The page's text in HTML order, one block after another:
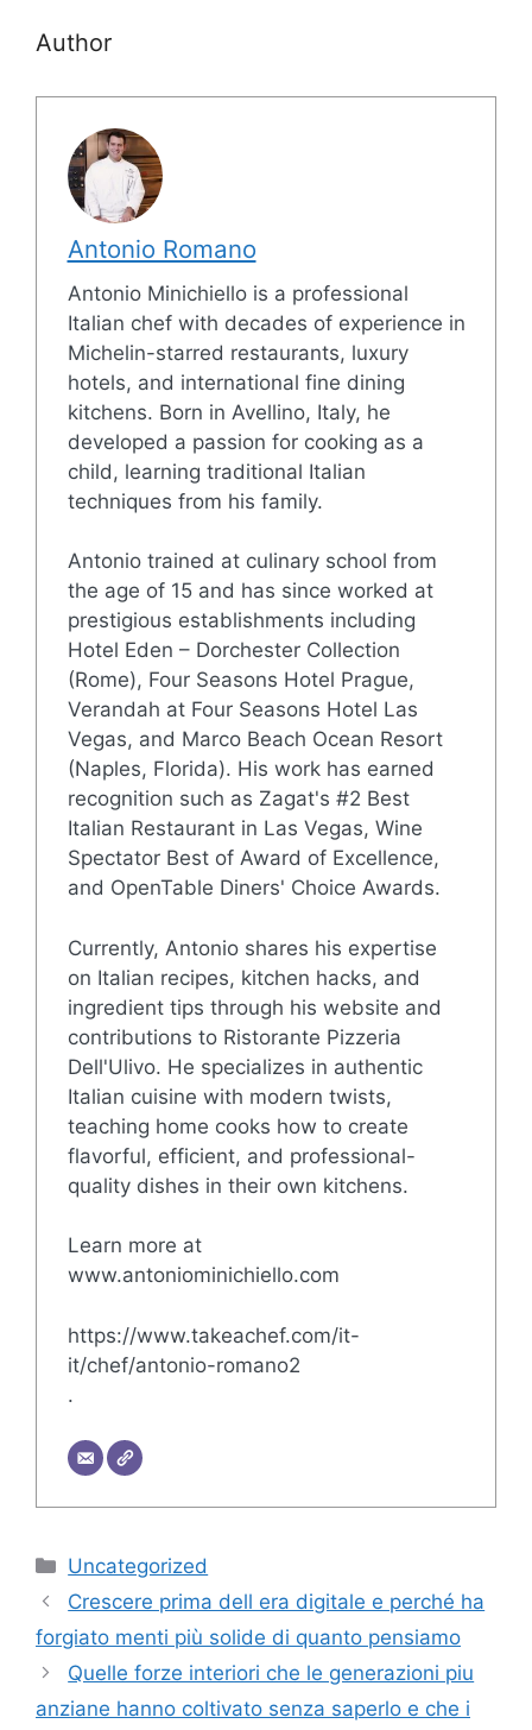
Author
Antonio Romano
Antonio Minichiello is a professional
Italian chef with decades of experience in
Michelin-starred restaurants, luxury
hotels, and international fine dining
kitchens. Born in Avellino, Italy, he
developed a passion for cooking as a
child, learning traditional Italian
techniques from his family.
Antonio trained at culinary school from
the age of 15 and has since worked at
prestigious establishments including
Hotel Eden – Dorchester Collection
(Rome), Four Seasons Hotel Prague,
Verandah at Four Seasons Hotel Las
Vegas, and Marco Beach Ocean Resort
(Naples, Florida). His work has earned
recognition such as Zagat's #2 Best
Italian Restaurant in Las Vegas, Wine
Spectator Best of Award of Excellence,
and OpenTable Diners' Choice Awards.
Currently, Antonio shares his expertise
on Italian recipes, kitchen hacks, and
ingredient tips through his website and
contributions to Ristorante Pizzeria
Dell'Ulivo. He specializes in authentic
Italian cuisine with modern twists,
teaching home cooks how to create
flavorful, efficient, and professional-
quality dishes in their own kitchens.
Learn more at
www.antoniominichiello.com
https://www.takeachef.com/it-
it/chef/antonio-romano2
.
Categorie
Uncategorized
Crescere prima dell era digitale e perché ha
forgiato menti più solide di quanto pensiamo
Quelle forze interiori che le generazioni piu
anziane hanno coltivato senza saperlo e che i